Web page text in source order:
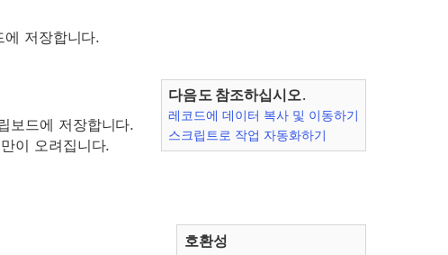
저장합니다.
다음도 참조하십시오.
레코드에 데이터 복사 및 이동하기
스크립트로 작업 자동화하기
보드에 저장합니다.
이 오려집니다.
호환성